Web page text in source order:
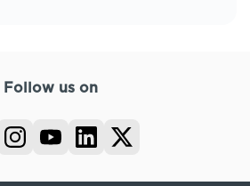
Follow us on